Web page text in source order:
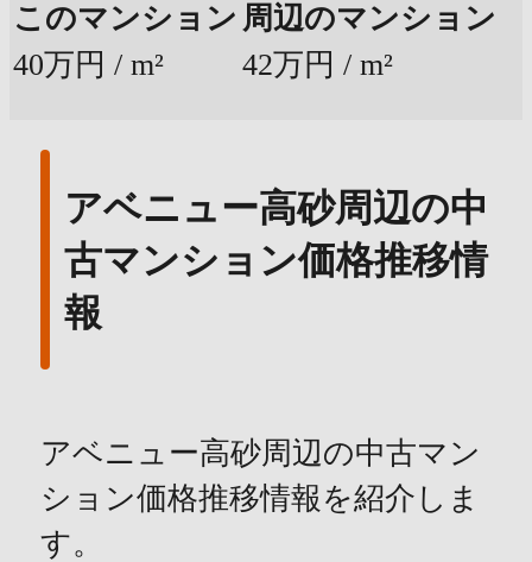
このマンション 周辺のマンション
40万円 / m²
42万円 / m²
アベニュー高砂周辺の中
古マンション価格推移情
報
アベニュー高砂周辺の中古マン
ション価格推移情報を紹介しま
す。